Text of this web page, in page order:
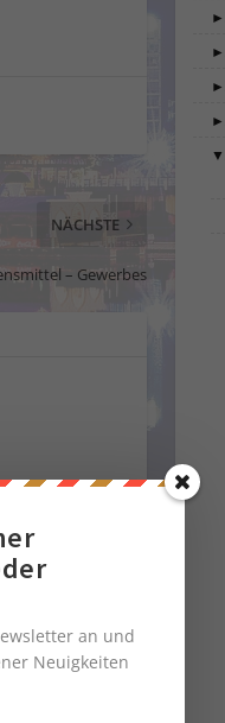
NÄCHSTE
– Gewerbes
►
►
►
►
▼
an und
Neuigkeiten